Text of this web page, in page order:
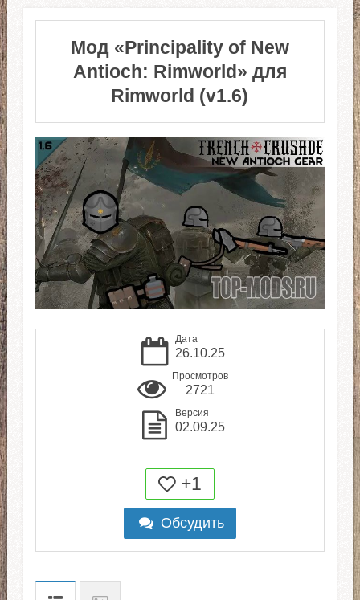
Мод «Principality of New
Antioch: Rimworld» для
Rimworld (v1.6)
Дата
26.10.25
Просмотров
2721
Версия
02.09.25
+1
Обсудить